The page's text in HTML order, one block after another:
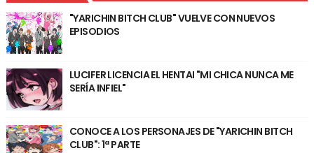
"YARICHIN BITCH CLUB" VUELVE CON NUEVOS
EPISODIOS
LUCIFER LICENCIA EL HENTAI "MI CHICA NUNCA ME
SERÍA INFIEL"
CONOCE A LOS PERSONAJES DE "YARICHIN BITCH
CLUB": 1ª PARTE